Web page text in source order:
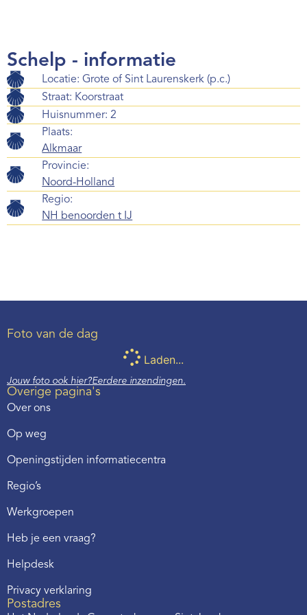
Schelp - informatie
Locatie: Grote of Sint Laurenskerk (p.c.)
Straat: Koorstraat
Huisnummer: 2
Plaats:
Alkmaar
Provincie:
Noord-Holland
Regio:
NH benoorden t IJ
Foto van de dag
Laden...
Jouw foto ook hier?Eerdere inzendingen.
Overige pagina's
Over ons
Op weg
Openingstijden informatiecentra
Regio’s
Werkgroepen
Heb je een vraag?
Helpdesk
Privacy verklaring
Postadres